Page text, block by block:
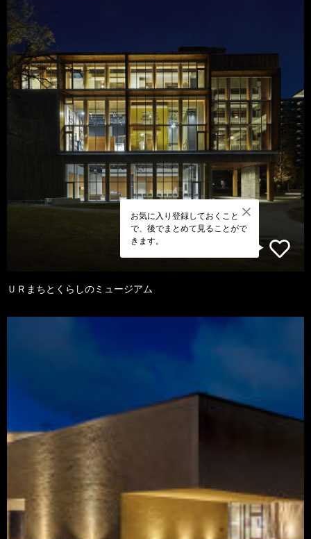
お気に入り登録しておくこと
で、後でまとめて見ることがで
きます。
ＵＲまちとくらしのミュージアム